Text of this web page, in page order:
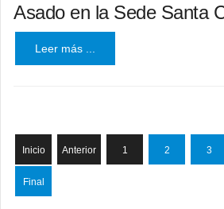
Asado en la Sede Santa
Leer más ...
Inicio Anterior 1 2 3
Final